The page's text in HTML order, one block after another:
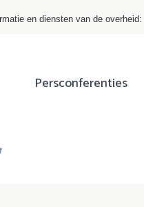
en diensten van de overheid:
Persconferenties